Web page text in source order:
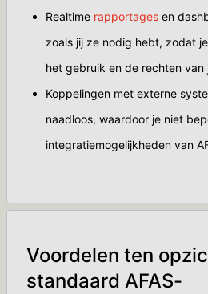
Realtime rapportages en
zoals jij ze nodig hebt, zodat
het gebruik en de rechten van
Koppelingen met externe
naadloos, waardoor je niet
integratiemogelijkheden van
Voordelen ten
standaard AFAS-